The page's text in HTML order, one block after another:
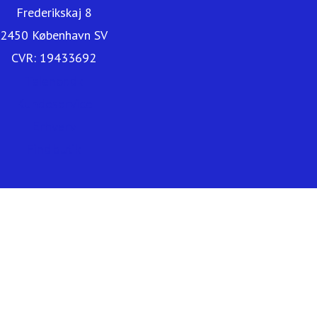
Frederikskaj 8
2450 København SV
CVR: 19433692